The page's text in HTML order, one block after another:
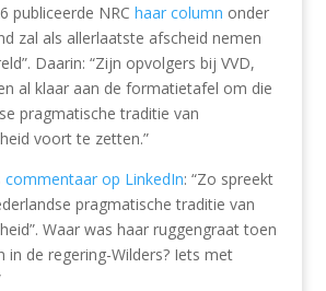
publiceerde NRC haar column onder
zal als allerlaatste afscheid nemen
Daarin: “Zijn opvolgers bij VVD,
al klaar aan de formatietafel om die
pragmatische traditie van
voort te zetten.”
commentaar op LinkedIn: “Zo spreekt
pragmatische traditie van
Waar was haar ruggengraat toen
in de regering-Wilders? Iets met